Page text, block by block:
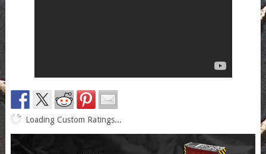
Loading Custom Ratings...